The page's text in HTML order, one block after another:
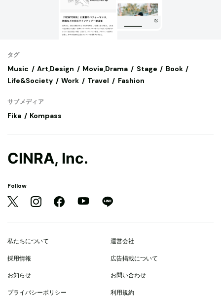
タグ
Music Art,Design Movie,Drama Stage
Book
Life&Society
Work Travel Fashion
サブメディア
Fika Kompass
CINRA, Inc.
Follow
私たちについて 運営会社
採用情報 広告掲載について
お知らせ お問い合わせ
プライバシーポリシー 利用規約